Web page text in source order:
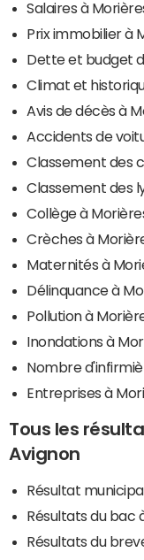
Salaires à
Prix immobilier à
Dette et budget
Climat et
Avis de décès à
Accidents de
Classement des
Classement des
Collège à
Crèches à
Maternités à
Délinquance à
Pollution à
Inondations à
Nombre
Entreprises à
Tous les
Avignon
Résultat
Résultats du bac
Résultats du